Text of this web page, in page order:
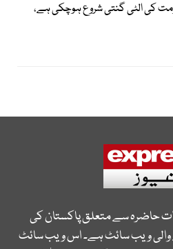
کی الٹی گنتی شروع ہوچکی ہے،
حاضرہ سے متعلق پاکستان کی
ویب سائٹ ہے۔ اس ویب سائٹ